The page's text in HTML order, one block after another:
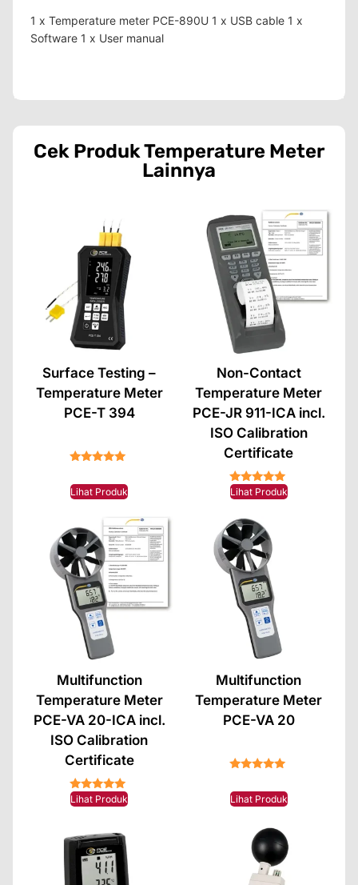
1 x Temperature meter PCE-890U 1 x USB cable 1 x
Software 1 x User manual
Cek ProdukTemperature Meter
Lainnya
Surface Testing –
Temperature Meter
PCE-T 394
Lihat Produk
Non-Contact
Temperature Meter
PCE-JR 911-ICA incl.
ISO Calibration
Certificate
★★★★★
Lihat Produk
Multifunction
Temperature Meter
PCE-VA 20-ICA incl.
ISO Calibration
Certificate
★★★★★
Lihat Produk
Multifunction
Temperature Meter
PCE-VA 20
Lihat Produk